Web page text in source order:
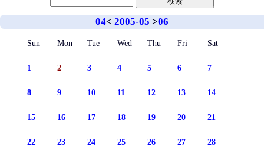
04< 2005-05 >06
Sun Mon Tue Wed Thu Fri Sat
1 2 3 4 5 6 7
8 9 10 11 12 13 14
15 16 17 18 19 20 21
22 23 24 25 26 27 28